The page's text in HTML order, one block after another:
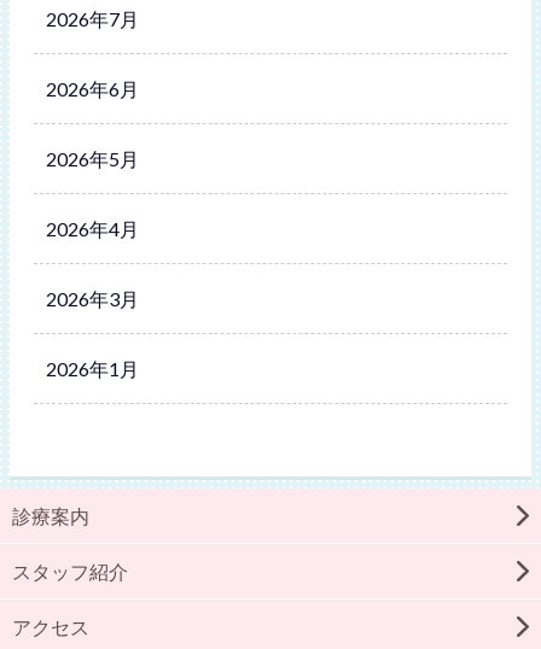
2026年7月
2026年6月
2026年5月
2026年4月
2026年3月
2026年1月
診療案内
スタッフ紹介
アクセス